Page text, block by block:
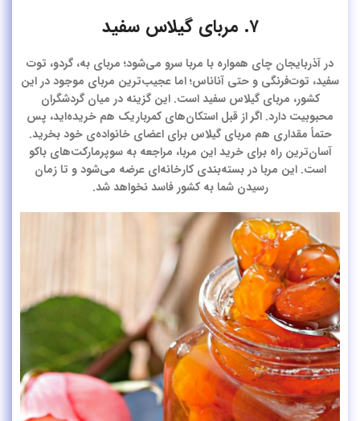
۷. مربای گیلاس سفید
در آذربایجان چای همواره با مربا سرو می‌شود؛ مربای به، گردو، توت
سفید، توت‌فرنگی و حتی آناناس؛ اما عجیب‌ترین مربای موجود در این
کشور، مربای گیلاس سفید است. این گزینه در میان گردشگران
محبوبیت دارد. اگر از قبل استکان‌های کمرباریک هم خریده‌اید، پس
حتماً مقداری هم مربای گیلاس برای اعضای خانواده‌ی خود بخرید.
آسان‌ترین راه برای خرید این مربا، مراجعه به سوپرمارکت‌های باکو
است. این مربا در بسته‌بندی کارخانه‌ای عرضه می‌شود و تا زمان
رسیدن شما به کشور فاسد نخواهد شد.